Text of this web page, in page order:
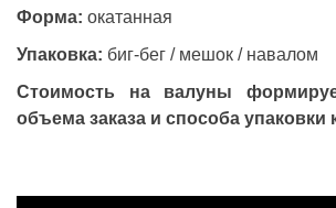
Форма: окатанная
Упаковка: биг-бег / мешок / навалом
Стоимость на валуны
объема заказа и способа упаковки